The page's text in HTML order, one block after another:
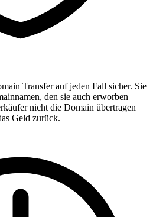
Transfer auf jeden Fall sicher. Sie
den sie auch erworben
nicht die Domain übertragen
Geld zurück.